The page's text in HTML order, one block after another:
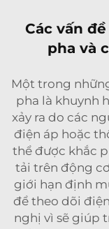
Các vấn
pha và
Một trong
pha là khuynh
xảy ra do các
điện áp hoặc
thể được khắc
tải trên động
giới hạn định
để theo dõi
nghị vì sẽ giúp